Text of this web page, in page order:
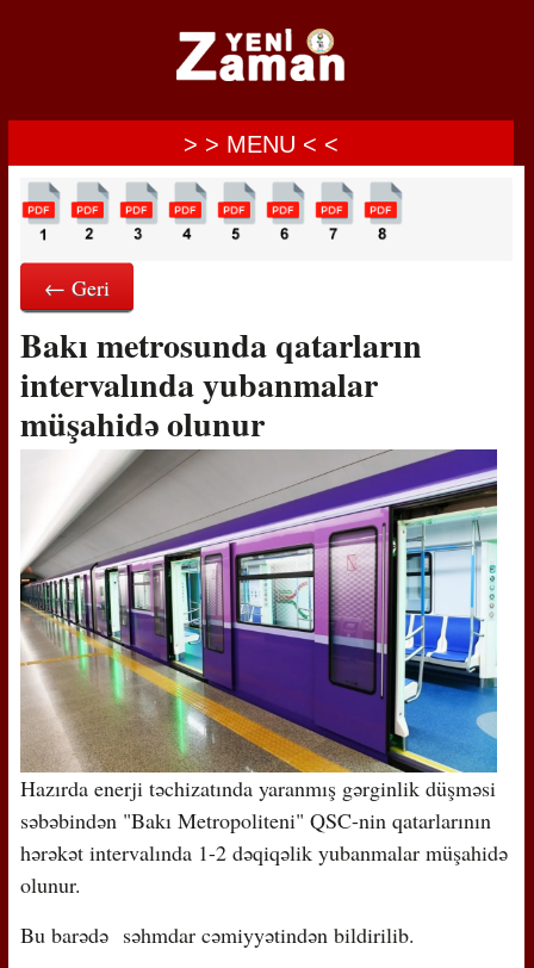
> > MENU < <
← Geri
Bakı metrosunda qatarların
intervalında yubanmalar
müşahidə olunur
Hazırda enerji təchizatında yaranmış gərginlik düşməsi
səbəbindən "Bakı Metropoliteni" QSC-nin qatarlarının
hərəkət intervalında 1-2 dəqiqəlik yubanmalar müşahidə
olunur.
Bu barədə səhmdar cəmiyyətindən bildirilib.